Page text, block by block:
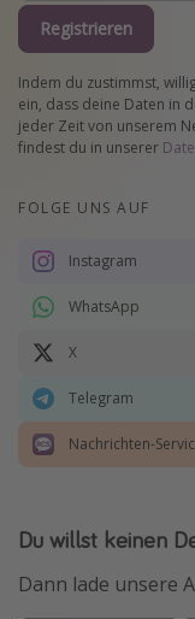
Registrieren
Indem du zustimmst,
ein, dass deine Daten in
jeder Zeit von unserem
findest du in unserer
FOLGE UNS AUF
Instagram
WhatsApp
X
Telegram
Nachrichten-
Du willst keinen
Dann lade unsere